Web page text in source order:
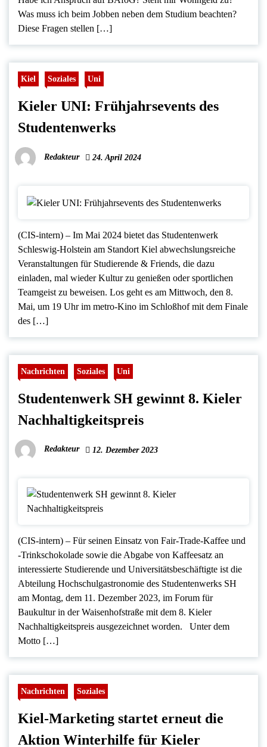
Was muss ich beim Jobben neben dem Studium beachten?
Diese Fragen stellen […]
Kiel Soziales Uni
Kieler UNI: Frühjahrsevents des
Studentenwerks
Redakteur 24. April 2024
(CIS-intern) – Im Mai 2024 bietet das Studentenwerk
Schleswig-Holstein am Standort Kiel abwechslungsreiche
Veranstaltungen für Studierende & Friends, die dazu
einladen, mal wieder Kultur zu genießen oder sportlichen
Teamgeist zu beweisen. Los geht es am Mittwoch, den 8.
Mai, um 19 Uhr im metro-Kino im Schloßhof mit dem Finale
des […]
Nachrichten Soziales Uni
Studentenwerk SH gewinnt 8. Kieler
Nachhaltigkeitspreis
Redakteur 12. Dezember 2023
(CIS-intern) – Für seinen Einsatz von Fair-Trade-Kaffee und
-Trinkschokolade sowie die Abgabe von Kaffeesatz an
interessierte Studierende und Universitätsbeschäftigte ist die
Abteilung Hochschulgastronomie des Studentenwerks SH
am Montag, dem 11. Dezember 2023, im Forum für
Baukultur in der Waisenhofstraße mit dem 8. Kieler
Nachhaltigkeitspreis ausgezeichnet worden. Unter dem
Motto […]
Nachrichten Soziales
Kiel-Marketing startet erneut die
Aktion Winterhilfe für Kieler